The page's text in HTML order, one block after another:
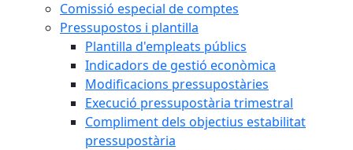
Comissió especial de comptes
Pressupostos i plantilla
Plantilla d'empleats públics
Indicadors de gestió econòmica
Modificacions pressupostàries
Execució pressupostària trimestral
Compliment dels objectius estabilitat
pressupostària